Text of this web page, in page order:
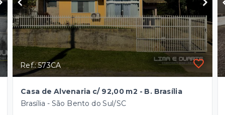
Ref.: 573CA
Casa de Alvenaria c/ 92,00 m2 - B. Brasília
Brasília - São Bento do Sul/SC